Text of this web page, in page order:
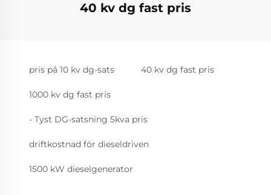
40 kv dg fast pris
pris på 10 kv dg-sats 40 kv dg fast pris
1000 kv dg fast pris
- Tyst DG-satsning 5kva pris
driftkostnad för dieseldriven
1500 kW dieselgenerator